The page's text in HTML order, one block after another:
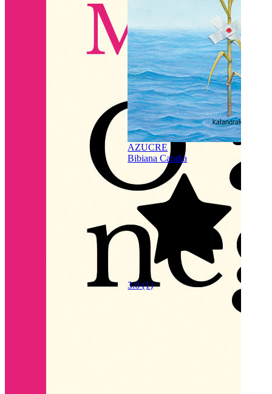
AZUCRE
Bibiana Candia
3.6 (1)